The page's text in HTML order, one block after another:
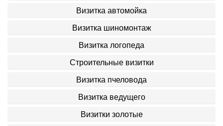
Визитка автомойка
Визитка шиномонтаж
Визитка логопеда
Строительные визитки
Визитка пчеловода
Визитка ведущего
Визитки золотые